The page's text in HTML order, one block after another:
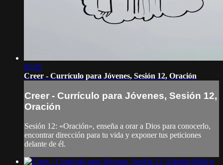
02:05
Creer - Currículo para Jóvenes, Sesión 12, Oración
Creer - Currículo para Jóvenes, Sesión 12,
Oración
Sesión 12: «Oración», enseña a orar a Dios para conocerlo,
encontrar dirección para tu vida y exponer tus peticiones
delante de él.